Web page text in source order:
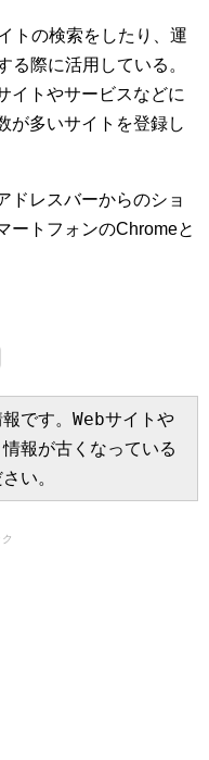
トの検索をしたり、運
る際に活用している。
イトやサービスなどに
が多いサイトを登録し
ドレスバーからのショ
ートフォンのChromeと
です。Webサイトや
報が古くなっている
い。